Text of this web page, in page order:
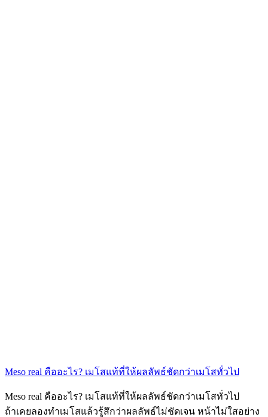
Meso real คืออะไร? เมโสแท้ที่ให้ผลลัพธ์ชัดกว่าเมโสทั่วไป
Meso real คืออะไร? เมโสแท้ที่ให้ผลลัพธ์ชัดกว่าเมโสทั่วไป
ถ้าเคยลองทำเมโสแล้วรู้สึกว่าผลลัพธ์ไม่ชัดเจน หน้าไม่ใสอย่าง